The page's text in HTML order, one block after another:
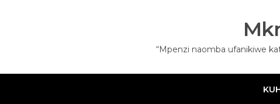
“Mpenzi naomba ufanikiwe